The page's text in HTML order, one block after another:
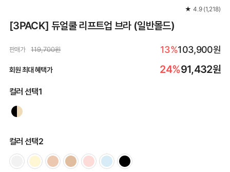
★ 4.9 (1,218)
[3PACK] 듀얼쿨 리프트업 브라 (일반몰드)
판매가 119,700원 13%103,900원
회원 최대 혜택가 24%91,432원
컬러 선택1
컬러 선택2